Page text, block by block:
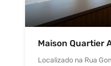
Maison Quartier
Localizado na Rua